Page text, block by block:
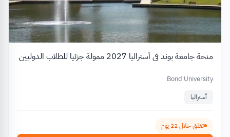
منحة جامعة بوند في أستراليا 2027 ممولة جزئيا للطلاب الدوليين
Bond University
أستراليا
تغلق خلال 22 يوم